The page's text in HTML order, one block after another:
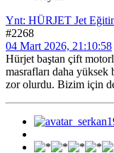
Ynt: HÜRJET Jet
#2268
04 Mart 2026, 21:10:58
Hürjet baştan çift
masrafları daha
zor olurdu. Bizim için